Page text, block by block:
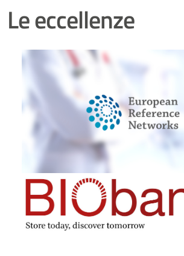
Le eccellenze